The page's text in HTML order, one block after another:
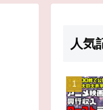
人気